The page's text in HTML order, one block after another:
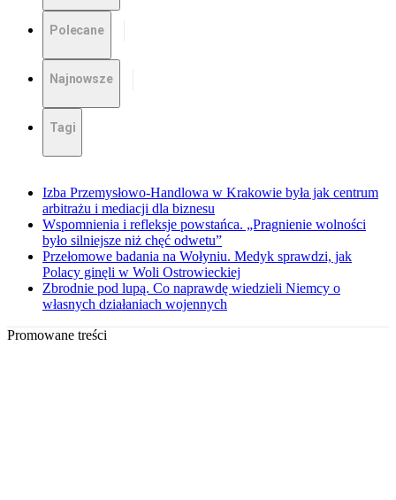
Polecane
Najnowsze
Tagi
Izba Przemysłowo-Handlowa w Krakowie była jak centrum
arbitrażu i mediacji dla biznesu
Wspomnienia i refleksje powstańca. „Pragnienie wolności
było silniejsze niż chęć odwetu”
Przełomowe badania na Wołyniu. Medyk sprawdzi, jak
Polacy ginęli w Woli Ostrowieckiej
Zbrodnie pod lupą. Co naprawdę wiedzieli Niemcy o
własnych działaniach wojennych
Promowane treści